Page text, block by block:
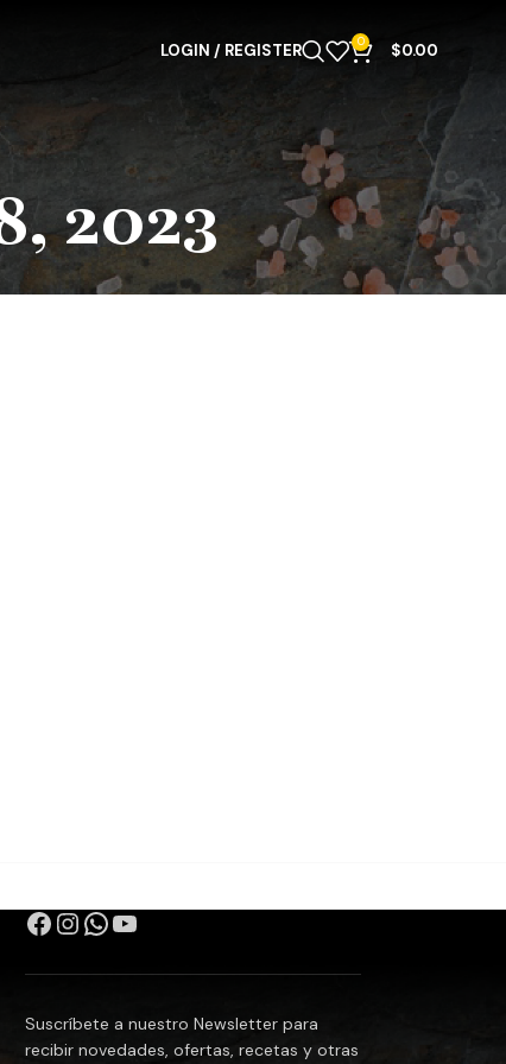
LOGIN / REGISTER 0 $0.00
2023
Suscríbete a nuestro Newsletter para
recibir novedades, ofertas, recetas y otras